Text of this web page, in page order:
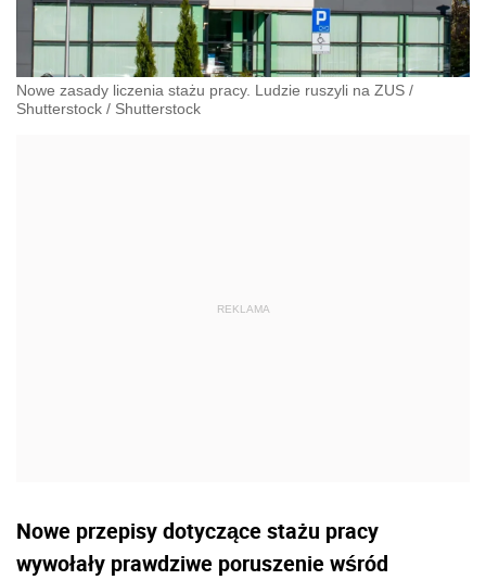
Nowe zasady liczenia stażu pracy. Ludzie ruszyli na ZUS /
Shutterstock / Shutterstock
Nowe przepisy dotyczące stażu pracy
wywołały prawdziwe poruszenie wśród